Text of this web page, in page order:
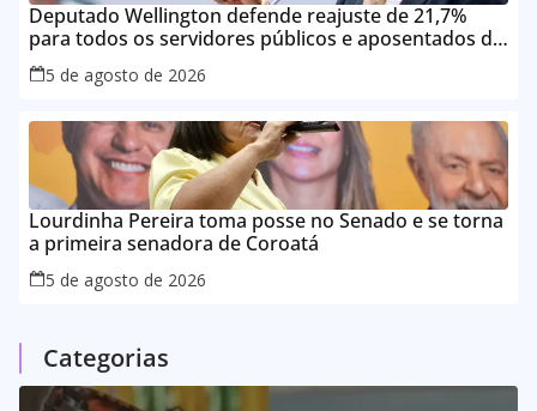
Deputado Wellington defende reajuste de 21,7%
para todos os servidores públicos e aposentados do
Maranhão
5 de agosto de 2026
Lourdinha Pereira toma posse no Senado e se torna
a primeira senadora de Coroatá
5 de agosto de 2026
Categorias